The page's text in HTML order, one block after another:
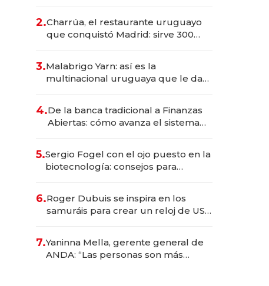
millones
2.Charrúa, el restaurante uruguayo
que conquistó Madrid: sirve 300
prepara apertura
3.Malabrigo Yarn: así es la
multinacional uruguaya que le da
4.De la banca tradicional a Finanzas
Abiertas: cómo avanza el sistema
5.Sergio Fogel con el ojo puesto en la
biotecnología: consejos para
6.Roger Dubuis se inspira en los
samuráis para crear un reloj de US$
7.Yaninna Mella, gerente general de
ANDA: “Las personas son más